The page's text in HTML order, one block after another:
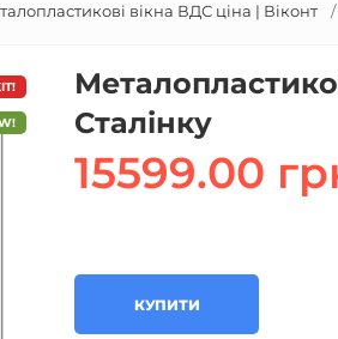
вікна ВДС ціна | Віконт
Сталінку
15599.00
КУПИТИ